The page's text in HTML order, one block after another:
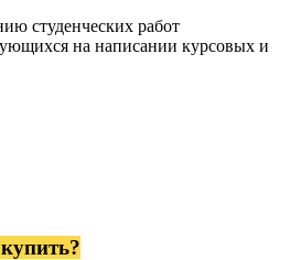
студенческих работ
на написании курсовых и